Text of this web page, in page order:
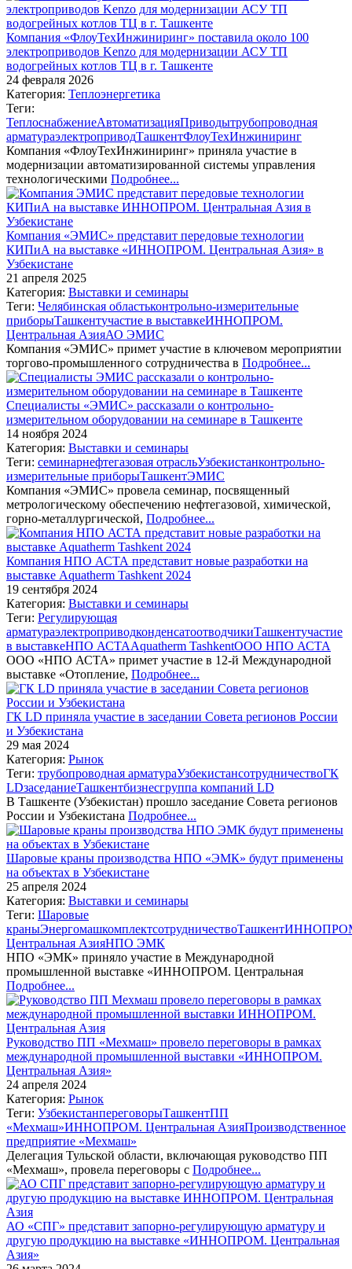
Компания «ФлоуТехИнжиниринг» поставила около 100
электроприводов Kenzo для модернизации АСУ ТП
водогрейных котлов ТЦ в г. Ташкенте
24 февраля 2026
Категория: Теплоэнергетика
Теги:
ТеплоснабжениеАвтоматизацияПриводытрубопроводная
арматураэлектроприводТашкентФлоуТехИнжиниринг
Компания «ФлоуТехИнжиниринг» приняла участие в
модернизации автоматизированной системы управления
технологическими Подробнее...
Компания «ЭМИС» представит передовые технологии
КИПиА на выставке «ИННОПРОМ. Центральная Азия» в
Узбекистане
21 апреля 2025
Категория: Выставки и семинары
Теги: Челябинская областьконтрольно-измерительные
приборыТашкентучастие в выставкеИННОПРОМ.
Центральная АзияАО ЭМИС
Компания «ЭМИС» примет участие в ключевом мероприятии
торгово-промышленного сотрудничества в Подробнее...
Специалисты «ЭМИС» рассказали о контрольно-
измерительном оборудовании на семинаре в Ташкенте
14 ноября 2024
Категория: Выставки и семинары
Теги: семинарнефтегазовая отрасльУзбекистанконтрольно-
измерительные приборыТашкентЭМИС
Компания «ЭМИС» провела семинар, посвященный
метрологическому обеспечению нефтегазовой, химической,
горно-металлургической, Подробнее...
Компания НПО АСТА представит новые разработки на
выставке Aquatherm Tashkent 2024
19 сентября 2024
Категория: Выставки и семинары
Теги: Регулирующая
арматураэлектроприводконденсатоотводчикиТашкентучастие
в выставкеНПО АСТАAquatherm TashkentООО НПО АСТА
ООО «НПО АСТА» примет участие в 12-й Международной
выставке «Отопление, Подробнее...
ГК LD приняла участие в заседании Совета регионов России
и Узбекистана
29 мая 2024
Категория: Рынок
Теги: трубопроводная арматураУзбекистансотрудничествоГК
LDзаседаниеТашкентбизнесгруппа компаний LD
В Ташкенте (Узбекистан) прошло заседание Совета регионов
России и Узбекистана Подробнее...
Шаровые краны производства НПО «ЭМК» будут применены
на объектах в Узбекистане
25 апреля 2024
Категория: Выставки и семинары
Теги: Шаровые
краныЭнергомашкомплектсотрудничествоТашкент
Центральная АзияНПО ЭМК
НПО «ЭМК» приняло участие в Международной
промышленной выставке «ИННОПРОМ. Центральная
Подробнее...
Руководство ПП «Мехмаш» провело переговоры в рамках
международной промышленной выставки «ИННОПРОМ.
Центральная Азия»
24 апреля 2024
Категория: Рынок
Теги: УзбекистанпереговорыТашкентПП
«Мехмаш»ИННОПРОМ. Центральная АзияПроизводственное
предприятие «Мехмаш»
Делегация Тульской области, включающая руководство ПП
«Мехмаш», провела переговоры с Подробнее...
АО «СПГ» представит запорно-регулирующую арматуру и
другую продукцию на выставке «ИННОПРОМ. Центральная
Азия»